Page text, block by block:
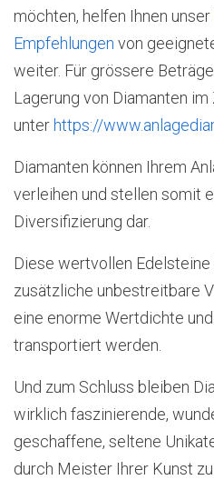
möchten, helfen Ihnen unser
Empfehlungen von
weiter. Für grössere
Lagerung von Diamanten
unter https://
Diamanten können Ihrem
verleihen und stellen somit
Diversifizierung dar.
Diese wertvollen
zusätzliche unbestreitbare
eine enorme Wertdichte
transportiert werden.
Und zum Schluss bleiben
wirklich faszinierende,
geschaffene, seltene
durch Meister Ihrer Kunst